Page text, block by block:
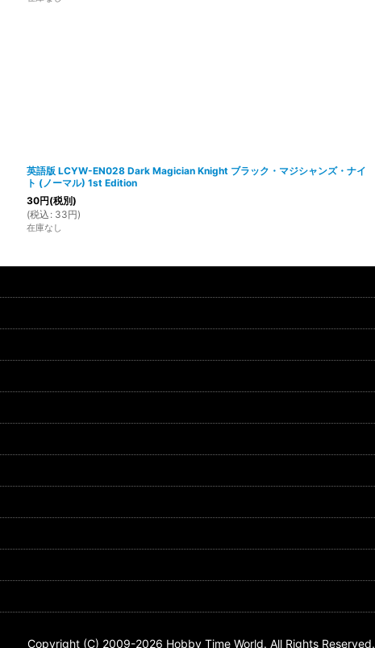
英語版 LCYW-EN028 Dark Magician Knight ブラック・マジシャンズ・ナイ
ト (ノーマル) 1st Edition
30円(税別)
(税込 : 33円)
在庫なし
Copyright (C) 2009-2026 Hobby Time World. All Rights Reserved.